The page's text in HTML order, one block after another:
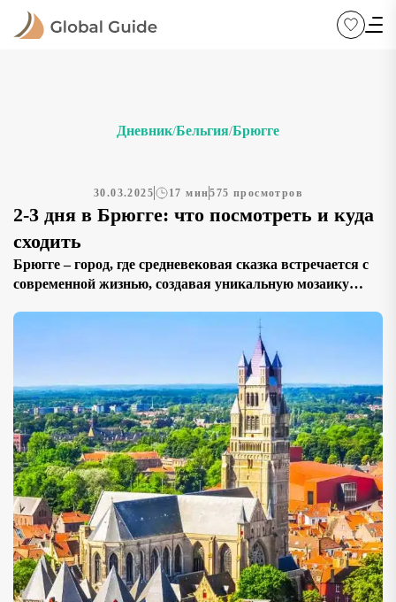
Дневник/Бельгия/Брюгге
30.03.2025 17 мин575 просмотров
2-3 дня в Брюгге: что посмотреть и куда
сходить
Брюгге – город, где средневековая сказка встречается с
современной жизнью, создавая уникальную мозаику
содержит подробное описание 15
достопримечательностей, которое поможет составить
идеальный маршрут для знакомства с этим волшебным
городом. Здесь вы узнаете, что посмотреть – от
старинных колокольней, уютных каналов и древних
церквей до музеев, галерей и современных […]